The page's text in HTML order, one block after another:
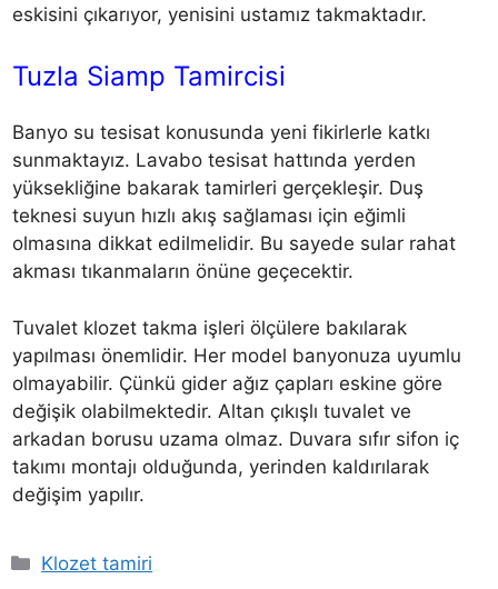
eskisini çıkarıyor, yenisini ustamız takmaktadır.
Tuzla Siamp Tamircisi
Banyo su tesisat konusunda yeni fikirlerle katkı
sunmaktayız. Lavabo tesisat hattında yerden
yüksekliğine bakarak tamirleri gerçekleşir. Duş
teknesi suyun hızlı akış sağlaması için eğimli
olmasına dikkat edilmelidir. Bu sayede sular rahat
akması tıkanmaların önüne geçecektir.
Tuvalet klozet takma işleri ölçülere bakılarak
yapılması önemlidir. Her model banyonuza uyumlu
olmayabilir. Çünkü gider ağız çapları eskine göre
değişik olabilmektedir. Altan çıkışlı tuvalet ve
arkadan borusu uzama olmaz. Duvara sıfır sifon iç
takımı montajı olduğunda, yerinden kaldırılarak
değişim yapılır.
Kategoriler
Klozet tamiri